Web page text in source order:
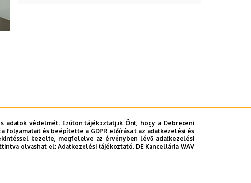
védelmét. Ezúton tájékoztatjuk Önt, hogy a Debreceni
folyamatait és beépítette a GDPR előírásait az adatkezelési és
kezelte, megfelelve az érvényben lévő adatkezelési
olvashat el:Adatkezelési tájékoztató. DE Kancellária WAV